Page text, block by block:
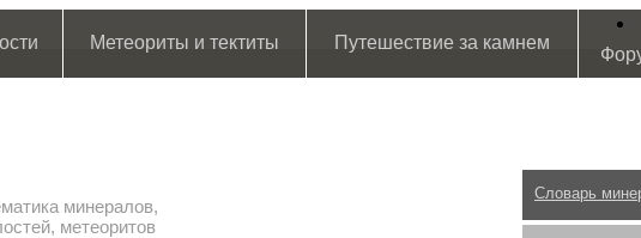
Метеориты и тектиты Путешествие за камнем
минералов,
метеоритов
Словарь